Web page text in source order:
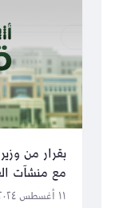
بقرار من
مع منشآت
١١ أغسطس ٢٠٢٤